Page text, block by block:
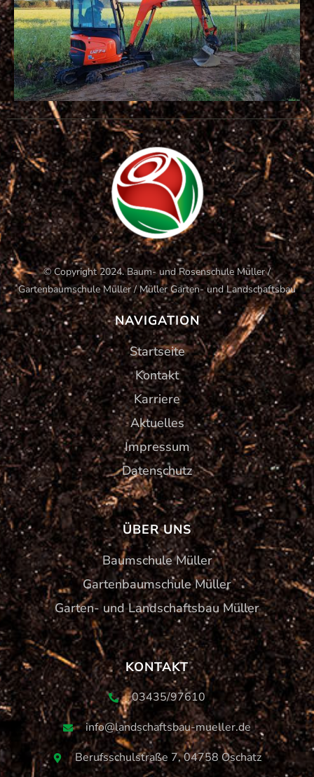
© Copyright 2024. Baum- und Rosenschule Müller /
Gartenbaumschule Müller / Müller Garten- und Landschaftsbau
NAVIGATION
Startseite
Kontakt
Karriere
Aktuelles
Impressum
Datenschutz
ÜBER UNS
Baumschule Müller
Gartenbaumschule Müller
Garten- und Landschaftsbau Müller
KONTAKT
03435/97610
info@landschaftsbau-mueller.de
Berufsschulstraße 7, 04758 Oschatz